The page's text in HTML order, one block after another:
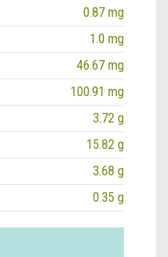
0.87 mg
1.0 mg
46.67 mg
100.91 mg
3.72 g
15.82 g
3.68 g
0.35 g